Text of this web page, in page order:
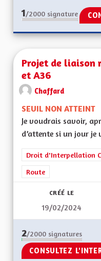
1/2000 signature
Projet de liaison
et A36
Chaffard
SEUIL NON ATTEINT
Je voudrais savoir,
d’attente si un jour
Droit d'Interpellation
Route
CRÉÉ LE
19/02/2024
2/2000 signatures
CONSULTEZ